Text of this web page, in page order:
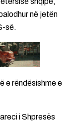
në jetën
së.
e rëndësishme e
i Shpresës